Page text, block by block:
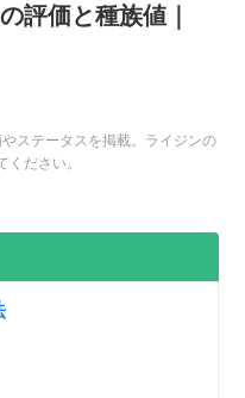
評価と種族値｜
ステータスを掲載。ライジンの
ださい。